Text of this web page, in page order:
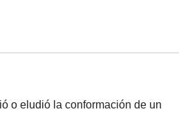
o eludió la conformación de un